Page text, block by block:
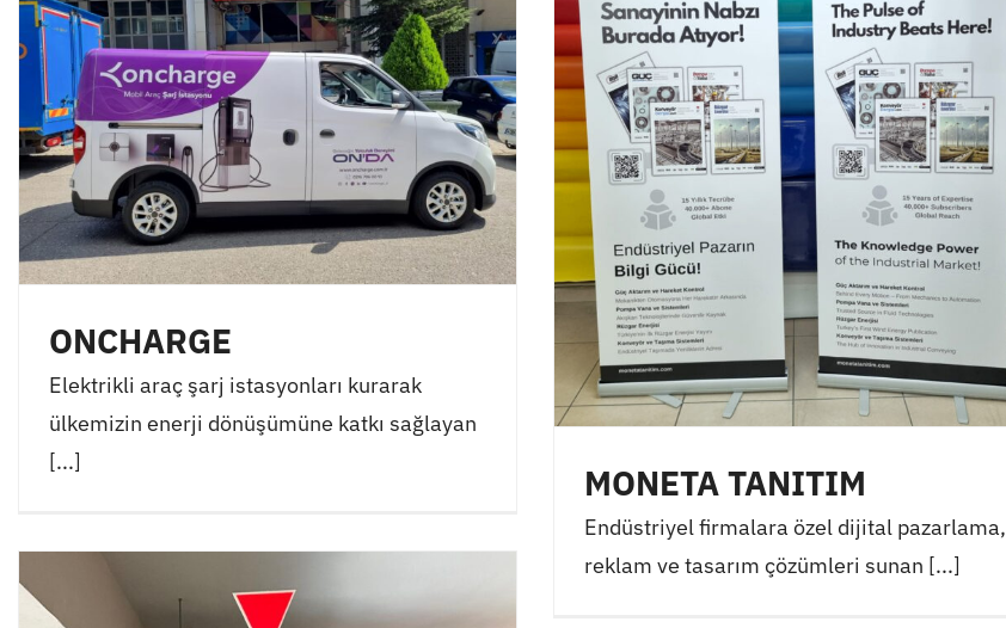
MONETA TANITIM
Endüstriyel firmalara özel dijital pazarlama,
reklam ve tasarım çözümleri sunan [...]
ONCHARGE
Elektrikli araç şarj istasyonları kurarak
ülkemizin enerji dönüşümüne katkı sağlayan
[...]